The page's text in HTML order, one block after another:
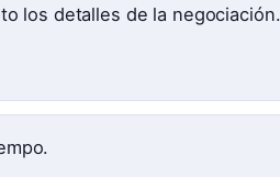
los detalles de la negociación.